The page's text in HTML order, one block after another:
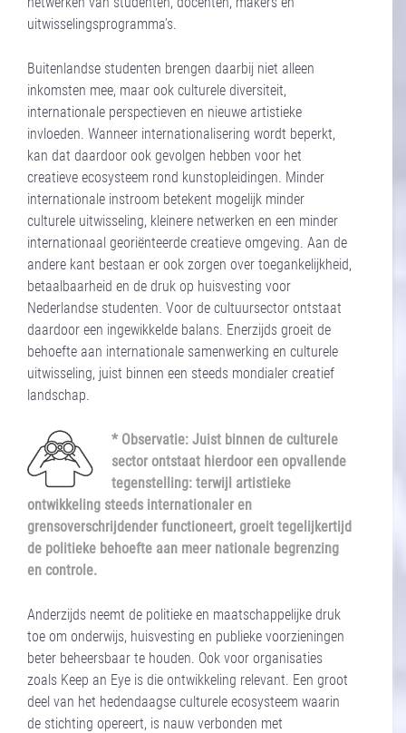
uitwisselingsprogramma’s.
Buitenlandse studenten brengen daarbij niet alleen
inkomsten mee, maar ook culturele diversiteit,
internationale perspectieven en nieuwe artistieke
invloeden. Wanneer internationalisering wordt beperkt,
kan dat daardoor ook gevolgen hebben voor het
creatieve ecosysteem rond kunstopleidingen. Minder
internationale instroom betekent mogelijk minder
culturele uitwisseling, kleinere netwerken en een minder
internationaal georiënteerde creatieve omgeving. Aan de
andere kant bestaan er ook zorgen over toegankelijkheid,
betaalbaarheid en de druk op huisvesting voor
Nederlandse studenten. Voor de cultuursector ontstaat
daardoor een ingewikkelde balans. Enerzijds groeit de
behoefte aan internationale samenwerking en culturele
uitwisseling, juist binnen een steeds mondialer creatief
landschap.
* Observatie: Juist binnen de culturele
sector ontstaat hierdoor een opvallende
tegenstelling: terwijl artistieke
ontwikkeling steeds internationaler en
grensoverschrijdender functioneert, groeit tegelijkertijd
de politieke behoefte aan meer nationale begrenzing
en controle.
Anderzijds neemt de politieke en maatschappelijke druk
toe om onderwijs, huisvesting en publieke voorzieningen
beter beheersbaar te houden. Ook voor organisaties
zoals Keep an Eye is die ontwikkeling relevant. Een groot
deel van het hedendaagse culturele ecosysteem waarin
de stichting opereert, is nauw verbonden met